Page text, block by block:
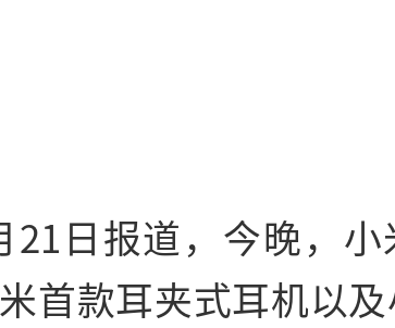
21日报道，今晚，
首款耳夹式耳机以